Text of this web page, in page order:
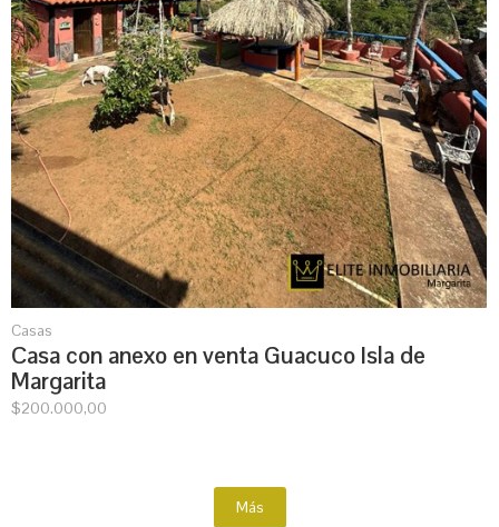
Casas
Casa con anexo en venta Guacuco Isla de
Margarita
$200.000,00
Más